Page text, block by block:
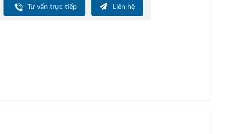
Tư vấn trực tiếp Liên hệ